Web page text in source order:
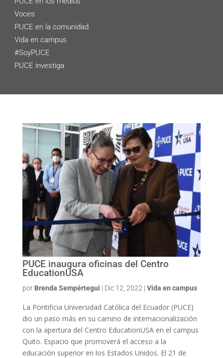
Voces
PUCE en la comunidad
Vida en campus
#SoyPUCE
PUCE investiga
PUCE inaugura oficinas del Centro
EducationUSA
por Brenda Sempértegui | Dic 12, 2022 | Vida en campus
La Pontificia Universidad Católica del Ecuador (PUCE)
dio un paso más en su camino de internacionalización
con la apertura del Centro EducationUSA en el campus
Quito. Espacio que promoverá el acceso a la
educación superior en los Estados Unidos. El 21 de